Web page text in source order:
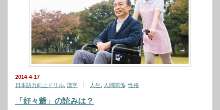
2014-4-17
日本語力向上ドリル 漢字 人生 人間関係 ,性格
「好々爺」の読みは？